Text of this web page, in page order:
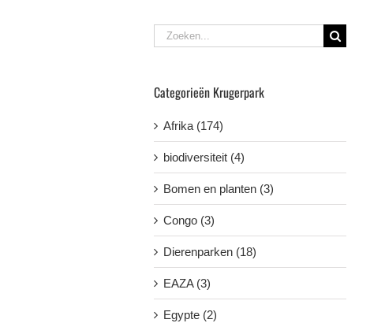
Zoeken
naar:
Categorieën Krugerpark
Afrika (174)
biodiversiteit (4)
Bomen en planten (3)
Congo (3)
Dierenparken (18)
EAZA (3)
Egypte (2)